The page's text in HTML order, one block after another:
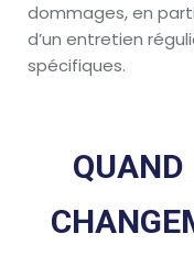
dommages, en
d’un entretien
spécifiques.
QUAND